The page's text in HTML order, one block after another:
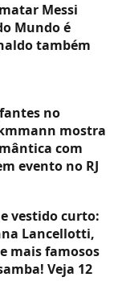
Messi
Mundo é
também
no
mostra
com
evento no RJ
vestido curto:
Lancellotti,
mais famosos
Veja 12